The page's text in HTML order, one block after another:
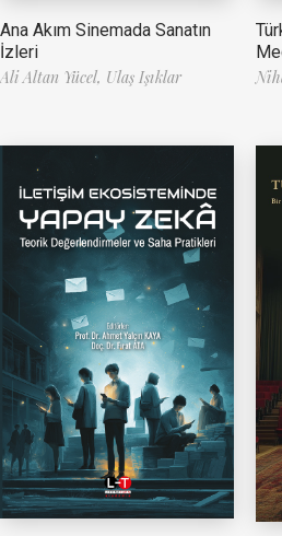
Ana Akım Sinemada Sanatın
İzleri
Ali Altan Yücel, Ulaş Işıklar